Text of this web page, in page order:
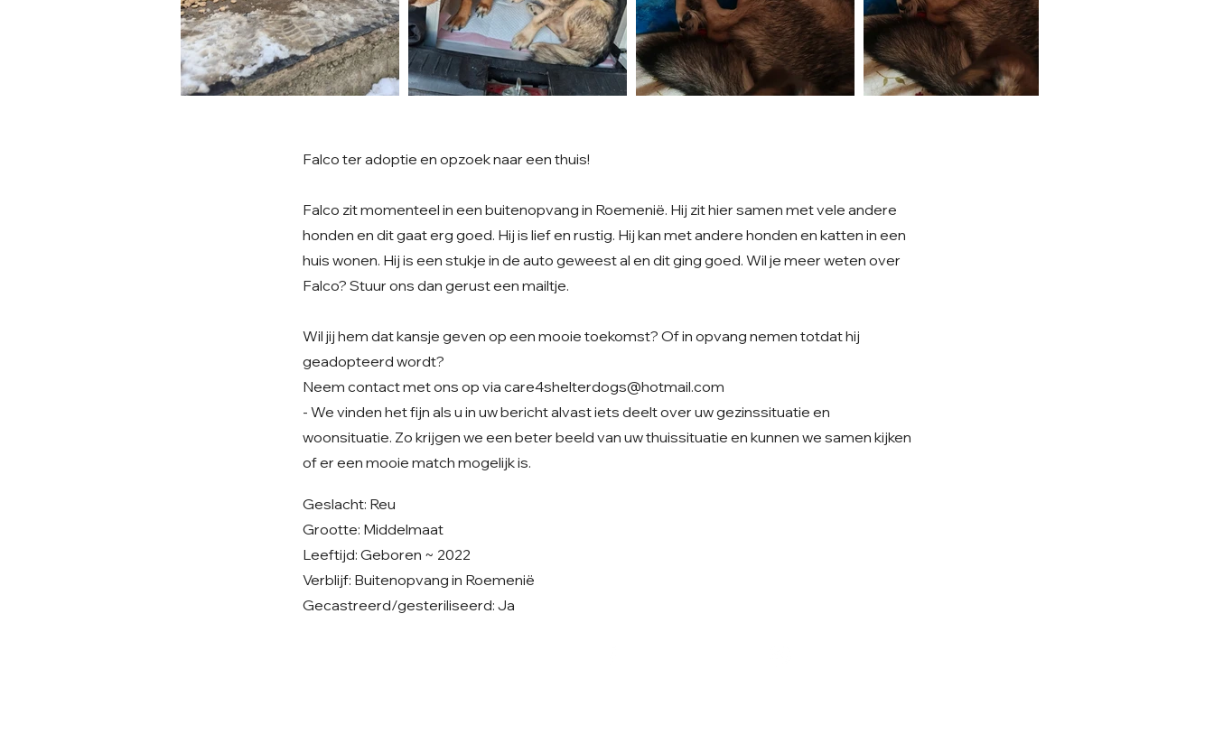
Falco ter adoptie en opzoek naar een thuis!
Falco zit momenteel in een buitenopvang in Roemenië. Hij zit hier samen met vele andere
honden en dit gaat erg goed. Hij is lief en rustig. Hij kan met andere honden en katten in een
huis wonen. Hij is een stukje in de auto geweest al en dit ging goed. Wil je meer weten over
Falco? Stuur ons dan gerust een mailtje.
Wil jij hem dat kansje geven op een mooie toekomst? Of in opvang nemen totdat hij
geadopteerd wordt?
Neem contact met ons op via care4shelterdogs@hotmail.com
- We vinden het fijn als u in uw bericht alvast iets deelt over uw gezinssituatie en
woonsituatie. Zo krijgen we een beter beeld van uw thuissituatie en kunnen we samen kijken
of er een mooie match mogelijk is.
Geslacht: Reu
Grootte: Middelmaat
Leeftijd: Geboren ~ 2022
Verblijf: Buitenopvang in Roemenië
Gecastreerd/gesteriliseerd: Ja